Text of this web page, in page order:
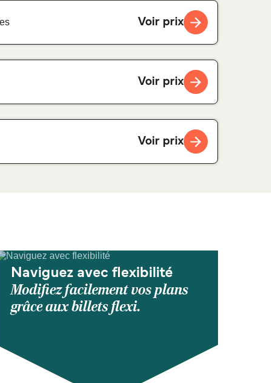
Voir prix
Voir prix
Voir prix
Naviguez avec flexibilité
Modifiez facilement vos plans
grâce aux billets flexi.